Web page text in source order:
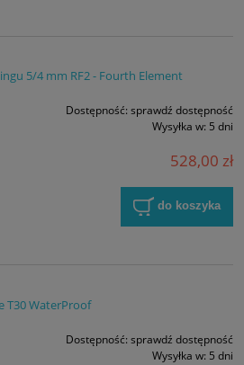
5/4 mm RF2 - Fourth Element
Dostępność: sprawdź dostępność
Wysyłka w: 5 dni
528,00 zł
do koszyka
T30 WaterProof
Dostępność: sprawdź dostępność
Wysyłka w: 5 dni